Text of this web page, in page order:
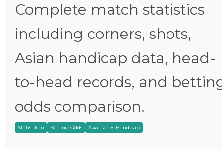
Complete match statistics
including corners, shots,
Asian handicap data, head-
to-head records, and
odds comparison.
Statistiken Betting Odds Asiatisches Handicap